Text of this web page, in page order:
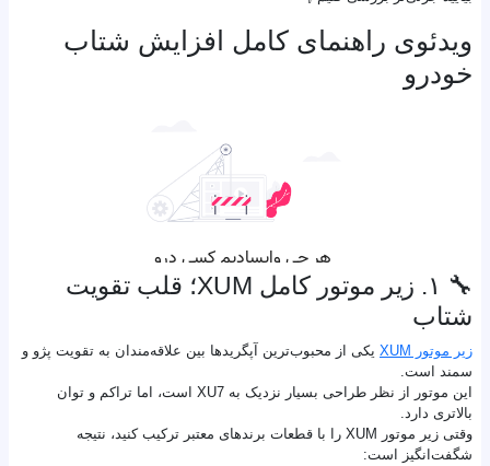
ویدئوی راهنمای کامل افزایش شتاب
خودرو
🔧 ۱. زیر موتور کامل XUM؛ قلب تقویت
شتاب
زیر موتور XUM
یکی از محبوب‌ترین آپگریدها بین علاقه‌مندان به تقویت پژو و
سمند است.
این موتور از نظر طراحی بسیار نزدیک به XU7 است، اما تراکم و توان
بالاتری دارد.
وقتی زیر موتور XUM را با قطعات برندهای معتبر ترکیب کنید، نتیجه
شگفت‌انگیز است: